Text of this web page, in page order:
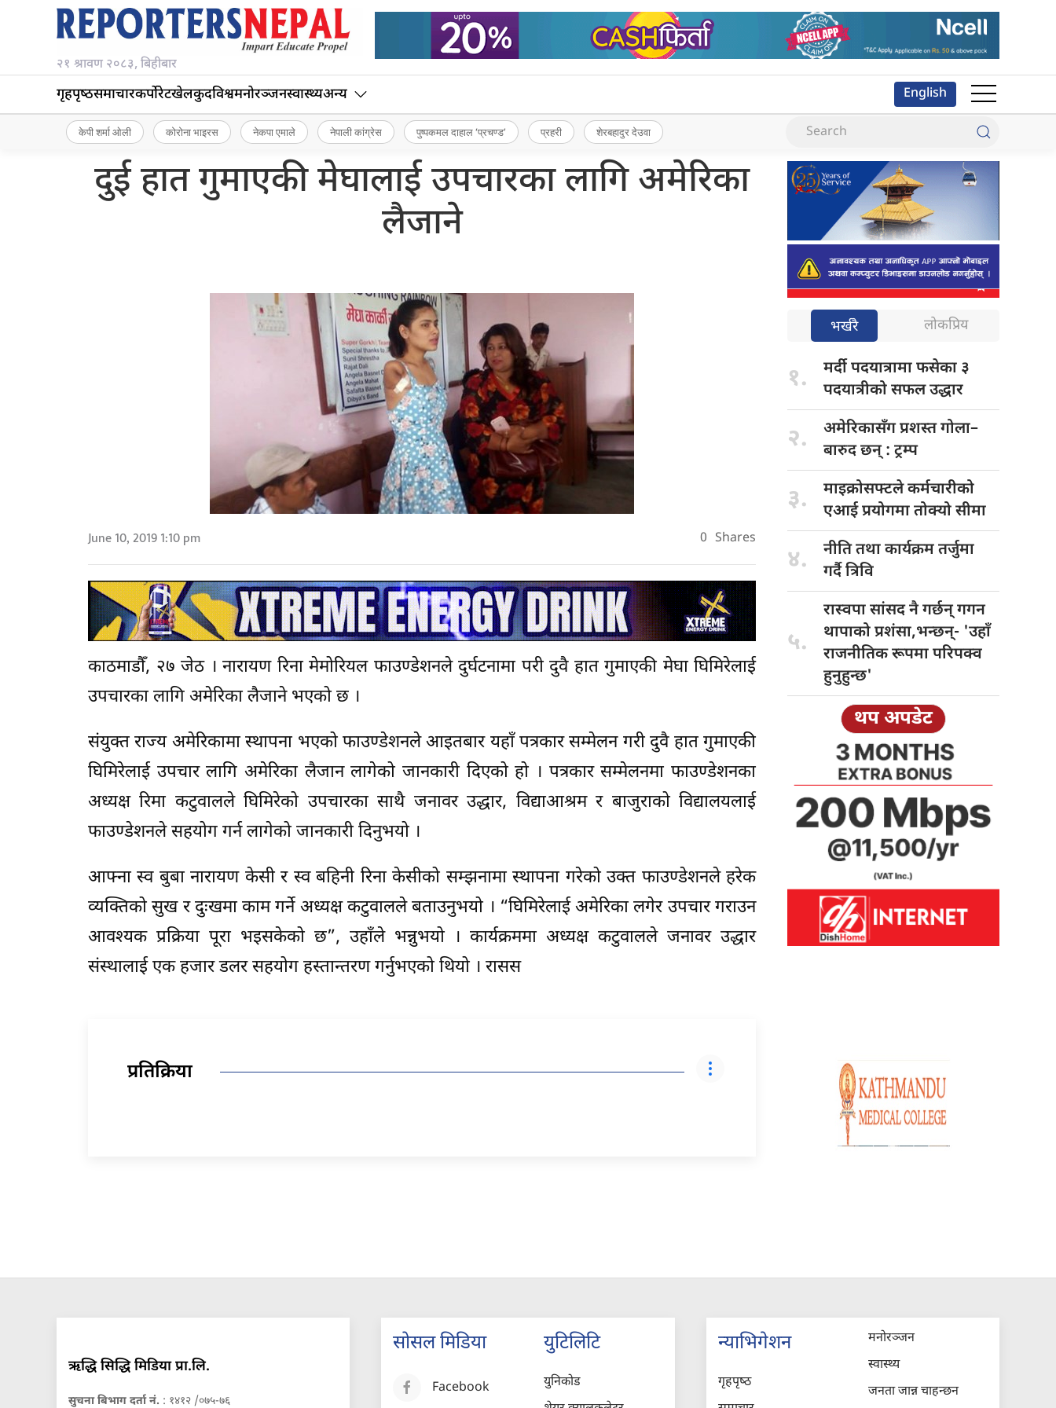
२१ श्रावण २०८३, बिहीबार
गृहपृष्‍ठसमाचारकर्पोरेटखेलकुदविश्वमनोरञ्जनस्वास्थ्यअन्य English
केपी शर्मा ओली कोरोना भाइरस नेकपा एमाले नेपाली कांग्रेस पुष्पकमल दाहाल ‘प्रचण्ड’ प्रहरी शेरबहादुर देउवा
दुई हात गुमाएकी मेघालाई उपचारका लागि अमेरिका
लैजाने
June 10, 2019 1:10 pm 0 Shares
काठमाडौँ, २७ जेठ । नारायण रिना मेमोरियल फाउण्डेशनले दुर्घटनामा परी दुवै हात गुमाएकी मेघा घिमिरेलाई
उपचारका लागि अमेरिका लैजाने भएको छ ।
संयुक्त राज्य अमेरिकामा स्थापना भएको फाउण्डेशनले आइतबार यहाँ पत्रकार सम्मेलन गरी दुवै हात गुमाएकी
घिमिरेलाई उपचार लागि अमेरिका लैजान लागेको जानकारी दिएको हो । पत्रकार सम्मेलनमा फाउण्डेशनका
अध्यक्ष रिमा कटुवालले घिमिरेको उपचारका साथै जनावर उद्धार, विद्याआश्रम र बाजुराको विद्यालयलाई
फाउण्डेशनले सहयोग गर्न लागेको जानकारी दिनुभयो ।
आफ्ना स्व बुबा नारायण केसी र स्व बहिनी रिना केसीको सम्झनामा स्थापना गरेको उक्त फाउण्डेशनले हरेक
व्यक्तिको सुख र दुःखमा काम गर्ने अध्यक्ष कटुवालले बताउनुभयो । “घिमिरेलाई अमेरिका लगेर उपचार गराउन
आवश्यक प्रक्रिया पूरा भइसकेको छ”, उहाँले भन्नुभयो । कार्यक्रममा अध्यक्ष कटुवालले जनावर उद्धार
संस्थालाई एक हजार डलर सहयोग हस्तान्तरण गर्नुभएको थियो । रासस
प्रतिक्रिया
भर्खरै लोकप्रिय
१. मर्दी पदयात्रामाफसेका ३
पदयात्रीको सफल उद्धार
२. अमेरिकासँग प्रशस्तगोला–
बारुद छन् : ट्रम्प
३.
माइक्रोसफ्टले कर्मचारीको
एआई प्रयोगमा तोक्यो सीमा
४. नीति तथाकार्यक्रम तर्जुमा
गर्दै त्रिवि
५.
रास्वपा सांसदनै गर्छन् गगन
थापाको प्रशंसा,भन्छन्- 'उहाँ
राजनीतिक रूपमा परिपक्व
हुनुहुन्छ'
थप अपडेट
ऋद्धि सिद्धि मिडिया प्रा.लि.
सुचना बिभाग दर्ता नं. : १४१२ /०७५-७६
सोसल मिडिया
Facebook
युटिलिटि
युनिकोड
न्याभिगेशन
गृहपृष्‍ठ
मनोरञ्जन
स्वास्थ्य
जनता जान्न चाहन्छन